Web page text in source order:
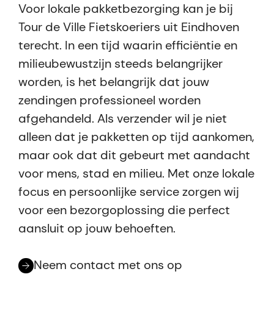
Voor lokale pakketbezorging kan je bij
Tour de Ville Fietskoeriers uit Eindhoven
terecht. In een tijd waarin efficiëntie en
milieubewustzijn steeds belangrijker
worden, is het belangrijk dat jouw
zendingen professioneel worden
afgehandeld. Als verzender wil je niet
alleen dat je pakketten op tijd aankomen,
maar ook dat dit gebeurt met aandacht
voor mens, stad en milieu. Met onze lokale
focus en persoonlijke service zorgen wij
voor een bezorgoplossing die perfect
aansluit op jouw behoeften.
Neem contact met ons op